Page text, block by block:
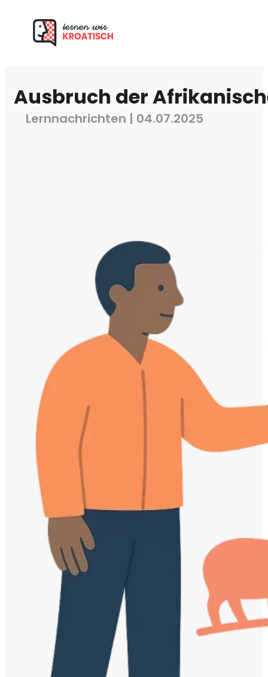
Ausbruch der
Lernnachrichten | 04.07.2025